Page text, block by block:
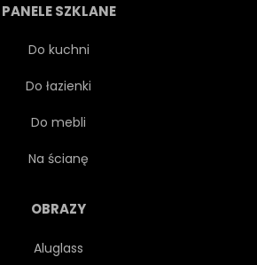
EPIKUREJCZYK
PANELE SZKLANE
Do kuchni
Do łazienki
Do mebli
Na ścianę
OBRAZY
Aluglass